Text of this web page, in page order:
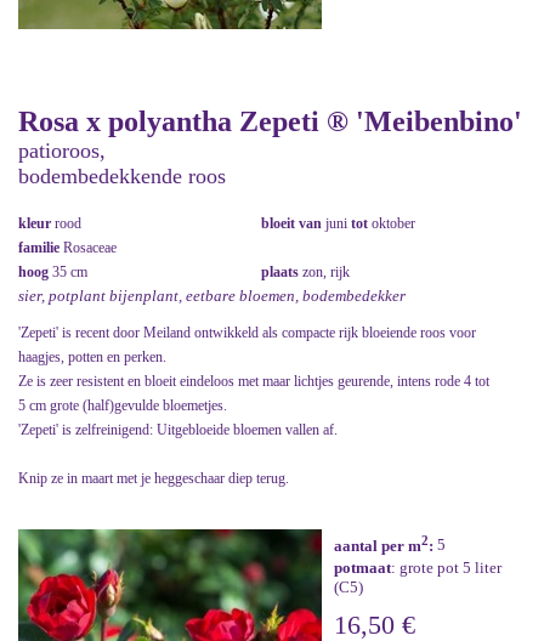
Rosa x polyantha Zepeti ® 'Meibenbino'
patioroos,
bodembedekkende roos
kleur rood bloeit van juni tot oktober
familie Rosaceae
hoog 35 cm plaats zon, rijk
sier, potplant bijenplant, eetbare bloemen, bodembedekker
'Zepeti' is recent door Meiland ontwikkeld als compacte rijk bloeiende roos voor
haagjes, potten en perken.
Ze is zeer resistent en bloeit eindeloos met maar lichtjes geurende, intens rode 4 tot
5 cm grote (half)gevulde bloemetjes.
'Zepeti' is zelfreinigend: Uitgebloeide bloemen vallen af.
Knip ze in maart met je heggeschaar diep terug.
aantal per m2: 5
potmaat: grote pot 5 liter
(C5)
16,50 €